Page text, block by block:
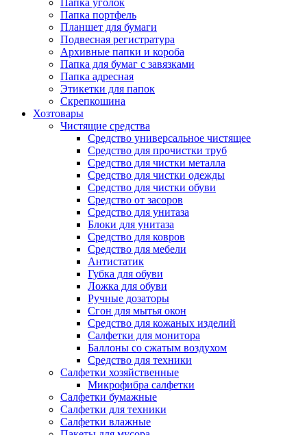
Папка уголок
Папка портфель
Планшет для бумаги
Подвесная регистратура
Архивные папки и короба
Папка для бумаг с завязками
Папка адресная
Этикетки для папок
Скрепкошина
Хозтовары
Чистящие средства
Средство универсальное чистящее
Средство для прочистки труб
Средство для чистки металла
Средство для чистки одежды
Средство для чистки обуви
Средство от засоров
Средство для унитаза
Блоки для унитаза
Средство для ковров
Средство для мебели
Антистатик
Губка для обуви
Ложка для обуви
Ручные дозаторы
Сгон для мытья окон
Средство для кожаных изделий
Салфетки для монитора
Баллоны со сжатым воздухом
Средство для техники
Салфетки хозяйственные
Микрофибра салфетки
Салфетки бумажные
Салфетки для техники
Салфетки влажные